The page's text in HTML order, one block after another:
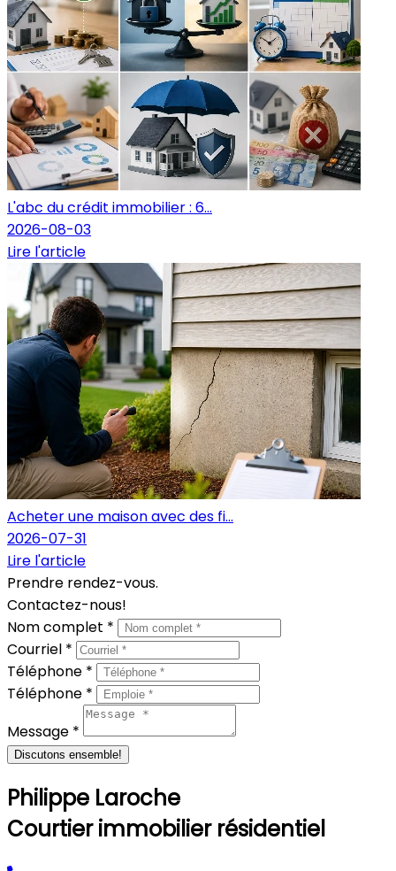
L'abc du crédit immobilier : 6...
2026-08-03
Lire l'article
Acheter une maison avec des fi...
2026-07-31
Lire l'article
Prendre rendez-vous.
Contactez-nous!
Nom complet *
Courriel *
Téléphone *
Téléphone *
Message *
Discutons ensemble!
Philippe Laroche
Courtier immobilier résidentiel